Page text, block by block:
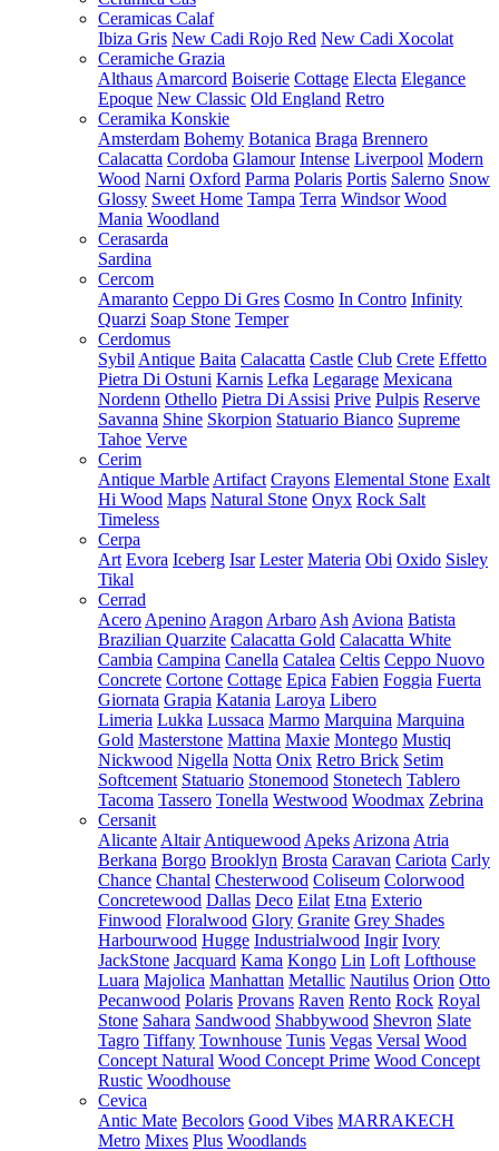
Ceramicas Calaf
Ibiza Gris New Cadi Rojo Red New Cadi Xocolat
Ceramiche Grazia
Althaus Amarcord Boiserie Cottage Electa Elegance
Epoque New Classic Old England Retro
Ceramika Konskie
Amsterdam Bohemy Botanica Braga Brennero
Calacatta Cordoba Glamour Intense Liverpool Modern
Wood Narni Oxford Parma Polaris Portis Salerno Snow
Glossy Sweet Home Tampa Terra Windsor Wood
Mania Woodland
Cerasarda
Sardina
Cercom
Amaranto Ceppo Di Gres Cosmo In Contro Infinity
Quarzi Soap Stone Temper
Cerdomus
Sybil Antique Baita Calacatta Castle Club Crete Effetto
Pietra Di Ostuni Karnis Lefka Legarage Mexicana
Nordenn Othello Pietra Di Assisi Prive Pulpis Reserve
Savanna Shine Skorpion Statuario Bianco Supreme
Tahoe Verve
Cerim
Antique Marble Artifact Crayons Elemental Stone Exalt
Hi Wood Maps Natural Stone Onyx Rock Salt
Timeless
Cerpa
Art Evora Iceberg Isar Lester Materia Obi Oxido Sisley
Tikal
Cerrad
Acero Apenino Aragon Arbaro Ash Aviona Batista
Brazilian Quarzite Calacatta Gold Calacatta White
Cambia Campina Canella Catalea Celtis Ceppo Nuovo
Concrete Cortone Cottage Epica Fabien Foggia Fuerta
Giornata Grapia Katania Laroya Libero
Limeria Lukka Lussaca Marmo Marquina Marquina
Gold Masterstone Mattina Maxie Montego Mustiq
Nickwood Nigella Notta Onix Retro Brick Setim
Softcement Statuario Stonemood Stonetech Tablero
Tacoma Tassero Tonella Westwood Woodmax Zebrina
Cersanit
Alicante Altair Antiquewood Apeks Arizona Atria
Berkana Borgo Brooklyn Brosta Caravan Cariota Carly
Chance Chantal Chesterwood Coliseum Colorwood
Concretewood Dallas Deco Eilat Etna Exterio
Finwood Floralwood Glory Granite Grey Shades
Harbourwood Hugge Industrialwood Ingir Ivory
JackStone Jacquard Kama Kongo Lin Loft Lofthouse
Luara Majolica Manhattan Metallic Nautilus Orion Otto
Pecanwood Polaris Provans Raven Rento Rock Royal
Stone Sahara Sandwood Shabbywood Shevron Slate
Tagro Tiffany Townhouse Tunis Vegas Versal Wood
Concept Natural Wood Concept Prime Wood Concept
Rustic Woodhouse
Cevica
Antic Mate Becolors Good Vibes MARRAKECH
Metro Mixes Plus Woodlands